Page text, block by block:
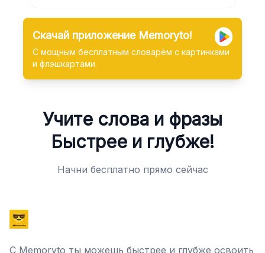
Скачай приложение Memoryto!
С мощным бесплатным словарём с картинками
и флэшкартами.
Учите слова и фразы
Быстрее и глубже!
Начни бесплатно прямо сейчас
С Memoryto ты можешь быстрее и глубже освоить